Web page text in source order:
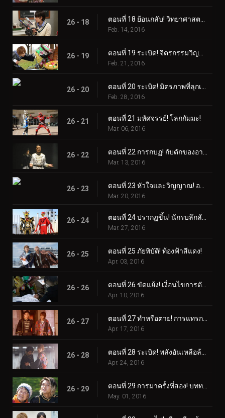
26 - 18
Feb. 14, 2016
26 - 19
Feb. 21, 2016
26 - 20
Feb. 28, 2016
26 - 21 ตอนที่ 21 มหัศจรรย์! โลกกัมมะ!
Mar. 06, 2016
26 - 22
Mar. 13, 2016
26 - 23
Mar. 20, 2016
26 - 24
Mar. 27, 2016
26 - 25 ตอนที่ 25 ภัยพิบัติ! ท้องฟ้าสีแดง!
Apr. 03, 2016
26 - 26
Apr. 10, 2016
26 - 27
Apr. 17, 2016
26 - 28
Apr. 24, 2016
26 - 29
May. 01, 2016